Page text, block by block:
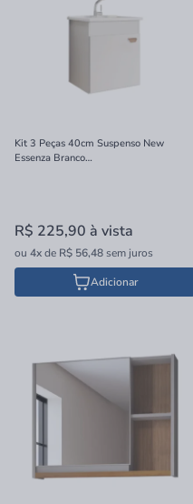
Kit 3 Peças 40cm Suspenso New
Essenza Branco
R$ 225,90 à vista
ou 4xde R$ 56,48sem juros
Adicionar